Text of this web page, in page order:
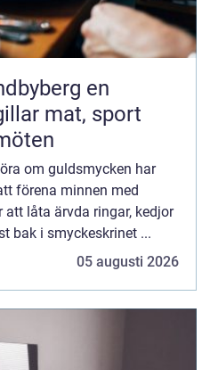
en
mat, sport
om guldsmycken har
förena minnen med
låta ärvda ringar, kedjor
bak i smyckeskrinet ...
05 augusti 2026